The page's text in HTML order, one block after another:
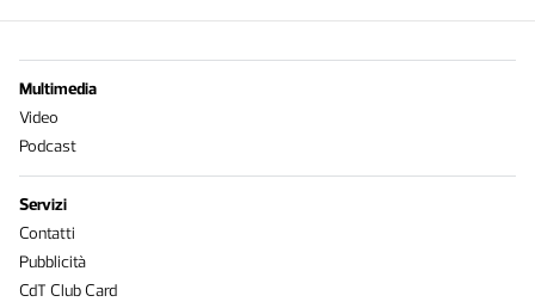
Multimedia
Video
Podcast
Servizi
Contatti
Pubblicità
CdT Club Card